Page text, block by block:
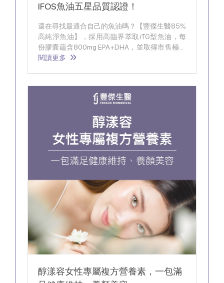
IFOS魚油五星品質認證！
還在尋找最適合自己的魚油嗎？【豐傑生醫85%
高純淨魚油】，採用高臨界萃取rTG型魚油，每
份膠囊蘊含800mg EPA+DHA，並取得市售極少
見「5星IFOS認證」為魚油檢測的頂尖等級。豐
質的堅持，只給你最好的魚油。
閱讀更多
醇漾容女性專屬複方營養素，一包滿